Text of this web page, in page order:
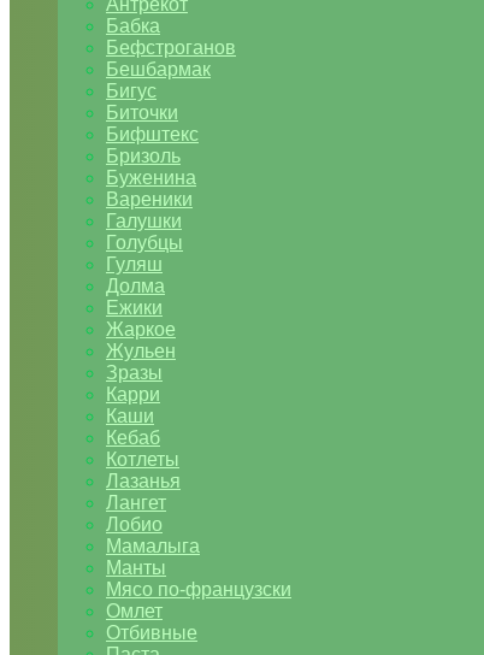
Антрекот
Бабка
Бефстроганов
Бешбармак
Бигус
Биточки
Бифштекс
Бризоль
Буженина
Вареники
Галушки
Голубцы
Гуляш
Долма
Ежики
Жаркое
Жульен
Зразы
Карри
Каши
Кебаб
Котлеты
Лазанья
Лангет
Лобио
Мамалыга
Манты
Мясо по-французски
Омлет
Отбивные